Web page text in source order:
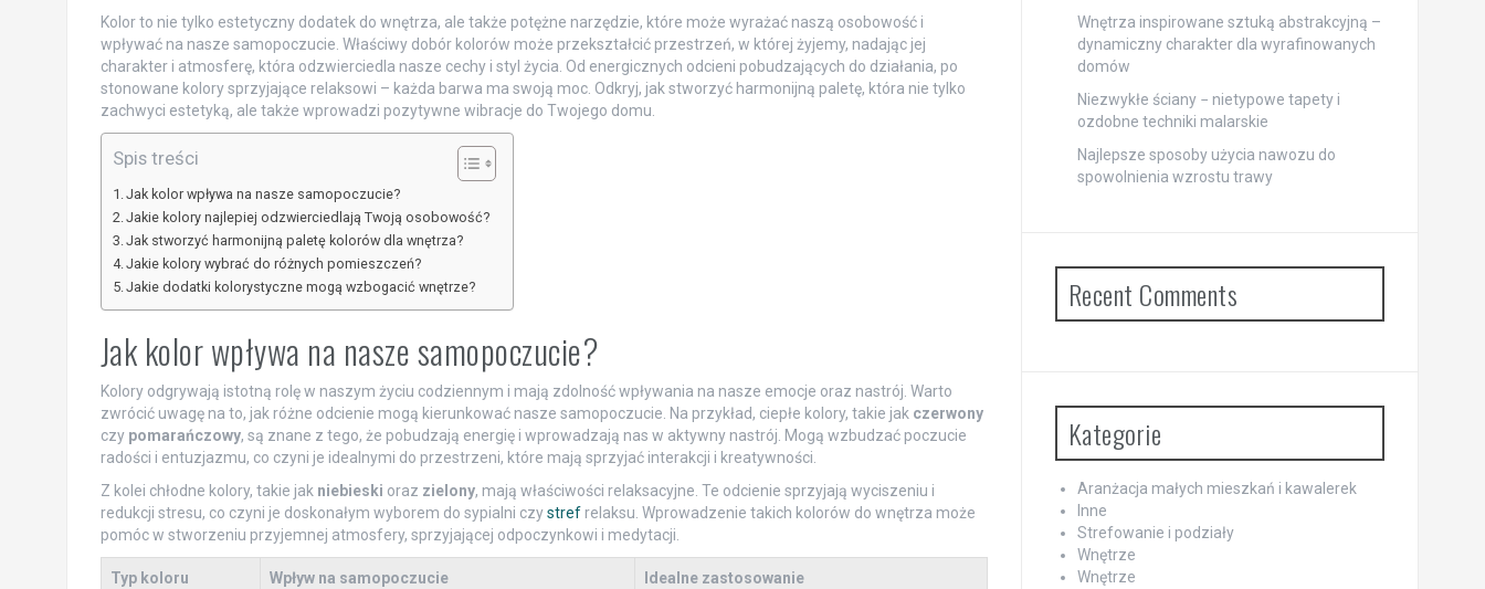
Kolor to nie tylko estetyczny dodatek do wnętrza, ale także potężne narzędzie, które może wyrażać naszą osobowość i
wpływać na nasze samopoczucie. Właściwy dobór kolorów może przekształcić przestrzeń, w której żyjemy, nadając jej
charakter i atmosferę, która odzwierciedla nasze cechy i styl życia. Od energicznych odcieni pobudzających do działania, po
stonowane kolory sprzyjające relaksowi – każda barwa ma swoją moc. Odkryj, jak stworzyć harmonijną paletę, która nie tylko
zachwyci estetyką, ale także wprowadzi pozytywne wibracje do Twojego domu.
Spis treści
Jak kolor wpływa na nasze samopoczucie?
Jakie kolory najlepiej odzwierciedlają Twoją osobowość?
Jak stworzyć harmonijną paletę kolorów dla wnętrza?
Jakie kolory wybrać do różnych pomieszczeń?
Jakie dodatki kolorystyczne mogą wzbogacić wnętrze?
Jak kolor wpływa na nasze samopoczucie?
Kolory odgrywają istotną rolę w naszym życiu codziennym i mają zdolność wpływania na nasze emocje oraz nastrój. Warto
zwrócić uwagę na to, jak różne odcienie mogą kierunkować nasze samopoczucie. Na przykład, ciepłe kolory, takie jak czerwony
czy pomarańczowy, są znane z tego, że pobudzają energię i wprowadzają nas w aktywny nastrój. Mogą wzbudzać poczucie
radości i entuzjazmu, co czyni je idealnymi do przestrzeni, które mają sprzyjać interakcji i kreatywności.
Z kolei chłodne kolory, takie jak niebieski oraz zielony, mają właściwości relaksacyjne. Te odcienie sprzyjają wyciszeniu i
redukcji stresu, co czyni je doskonałym wyborem do sypialni czystrefrelaksu. Wprowadzenie takich kolorów do wnętrza może
pomóc w stworzeniu przyjemnej atmosfery, sprzyjającej odpoczynkowi i medytacji.
Typ koloru Wpływ na samopoczucie Idealne zastosowanie
Wnętrza inspirowane sztuką abstrakcyjną –
dynamiczny charakter dla wyrafinowanych
domów
Niezwykłe ściany − nietypowe tapety i
ozdobne techniki malarskie
Najlepsze sposoby użycia nawozu do
spowolnienia wzrostu trawy
Recent Comments
Kategorie
Aranżacja małych mieszkań i kawalerek
Inne
Strefowanie i podziały
Wnętrze
Wnętrze